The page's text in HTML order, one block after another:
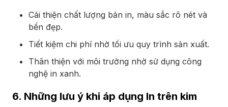
Cải thiện chất lượng bản in, màu sắc rõ nét và
bền đẹp.
Tiết kiệm chi phí nhờ tối ưu quy trình sản xuất.
Thân thiện với môi trường nhờ sử dụng công
nghệ in xanh.
6. Những lưu ý khi áp dụng In trên kim